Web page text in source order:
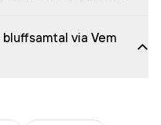
via Vem